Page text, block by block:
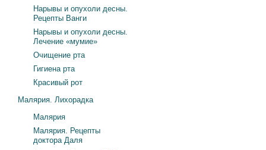
Нарывы и опухоли десны.
Рецепты Ванги
Нарывы и опухоли десны.
Лечение «мумие»
Очищение рта
Гигиена рта
Красивый рот
Малярия. Лихорадка
Малярия
Малярия. Рецепты
доктора Даля